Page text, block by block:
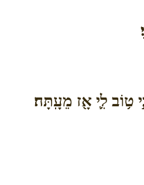
לִ֛י אָ֖ז מֵעָֽתָּה׃